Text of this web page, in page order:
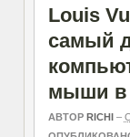
Louis
самый
мыши в
АВТОР RICHI–